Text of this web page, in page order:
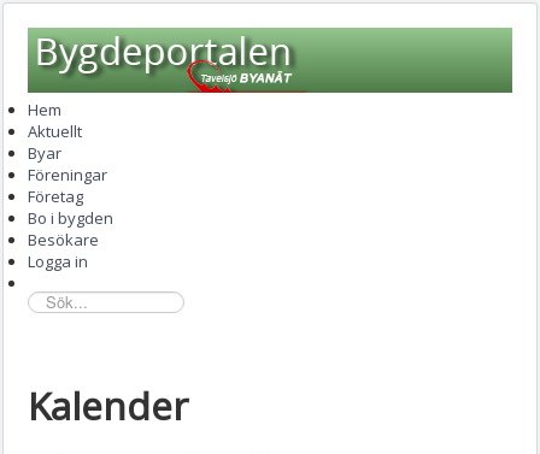
Hem
Aktuellt
Byar
Föreningar
Företag
Bo i bygden
Besökare
Logga in
sök...
Kalender